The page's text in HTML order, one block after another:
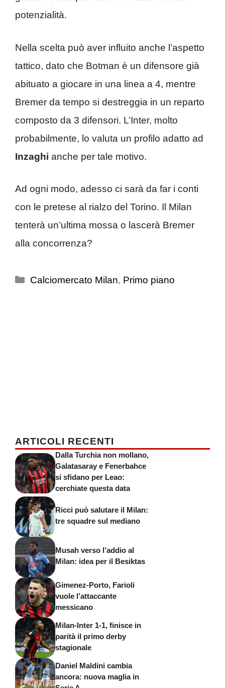
potenzialità.
Nella scelta può aver influito anche l’aspetto
tattico, dato che Botman è un difensore già
abituato a giocare in una linea a 4, mentre
Bremer da tempo si destreggia in un reparto
composto da 3 difensori. L’Inter, molto
probabilmente, lo valuta un profilo adatto ad
Inzaghi anche per tale motivo.
Ad ogni modo, adesso ci sarà da far i conti
con le pretese al rialzo del Torino. Il Milan
tenterà un’ultima mossa o lascerà Bremer
alla concorrenza?
Categorie
Calciomercato Milan, Primo piano
ARTICOLI RECENTI
Dalla Turchia non mollano,
Galatasaray e Fenerbahce
si sfidano per Leao:
cerchiate questa data
Ricci può salutare il Milan:
tre squadre sul mediano
Musah verso l’addio al
Milan: idea per il Besiktas
Gimenez-Porto, Farioli
vuole l’attaccante
messicano
Milan-Inter 1-1, finisce in
parità il primo derby
stagionale
Daniel Maldini cambia
ancora: nuova maglia in